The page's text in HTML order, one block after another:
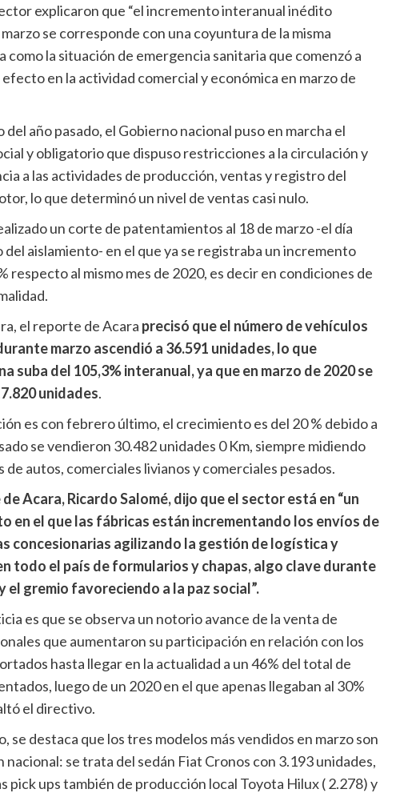
explicaron que “el incremento interanual inédito
se corresponde con una coyuntura de la misma
como la situación de emergencia sanitaria que comenzó a
en la actividad comercial y económica en marzo de
del año pasado, el Gobierno nacional puso en marcha el
y obligatorio que dispuso restricciones a la circulación y
a las actividades de producción, ventas y registro del
lo que determinó un nivel de ventas casi nulo.
un corte de patentamientos al 18 de marzo -el día
del aislamiento- en el que ya se registraba un incremento
respecto al mismo mes de 2020, es decir en condiciones de
el reporte de Acara precisó que el número de vehículos
marzo ascendió a 36.591 unidades, lo que
suba del 105,3% interanual, ya que en marzo de 2020 se
unidades.
es con febrero último, el crecimiento es del 20 % debido a
se vendieron 30.482 unidades 0 Km, siempre midiendo
de autos, comerciales livianos y comerciales pesados.
Acara, Ricardo Salomé, dijo que el sector está en “un
en el que las fábricas están incrementando los envíos de
concesionarias agilizando la gestión de logística y
todo el país de formularios y chapas, algo clave durante
el gremio favoreciendo a la paz social”.
es que se observa un notorio avance de la venta de
que aumentaron su participación en relación con los
hasta llegar en la actualidad a un 46% del total de
luego de un 2020 en el que apenas llegaban al 30%
el directivo.
se destaca que los tres modelos más vendidos en marzo son
nacional: se trata del sedán Fiat Cronos con 3.193 unidades,
pick ups también de producción local Toyota Hilux ( 2.278) y